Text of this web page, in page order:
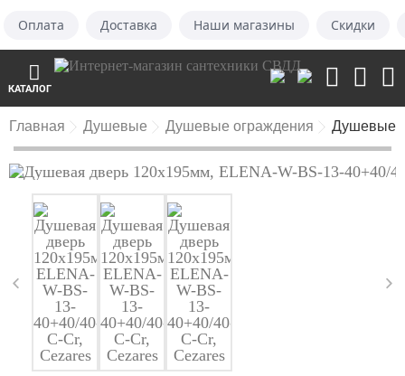
Оплата Доставка Наши магазины Скидки
КАТАЛОГ
Главная Душевые Душевые ограждения Душевые